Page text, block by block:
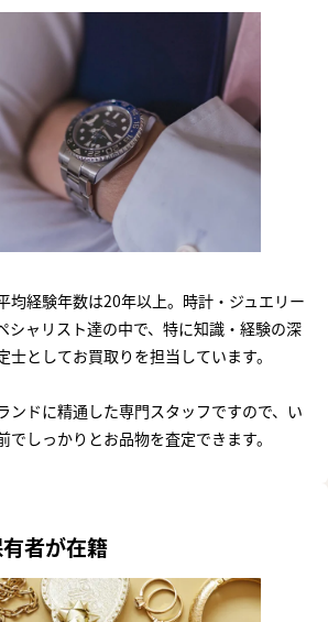
均経験年数は20年以上。時計・ジュエリー
シャリスト達の中で、特に知識・経験の深
士としてお買取りを担当しています。
ンドに精通した専門スタッフですので、い
でしっかりとお品物を査定できます。
者が在籍